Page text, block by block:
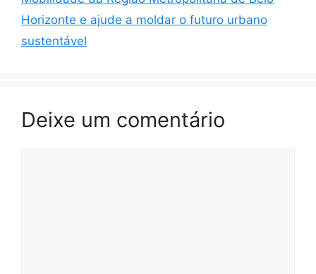
Horizonte e ajude a moldar o futuro urbano
sustentável
Deixe um comentário